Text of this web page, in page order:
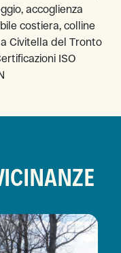
accoglienza
costiera, colline
Civitella del Tronto
ISO